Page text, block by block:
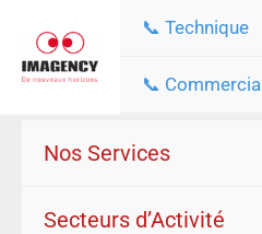
contenu
📞 Technique
📞 Commercial
Nos Services
Secteurs d’Activité